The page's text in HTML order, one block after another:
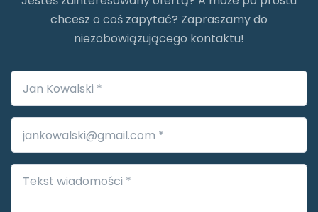
chcesz o coś zapytać? Zapraszamy do
niezobowiązującego kontaktu!